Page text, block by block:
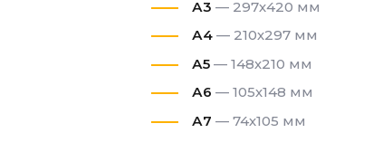
А3 — 297х420 мм
А4 — 210х297 мм
А5 — 148х210 мм
А6 — 105х148 мм
А7 — 74х105 мм